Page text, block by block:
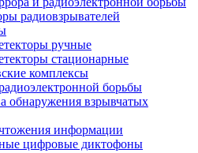
радиовзрывателей
ручные
стационарные
комплексы
борьбы
обнаружения взрывчатых
информации
цифровые диктофоны